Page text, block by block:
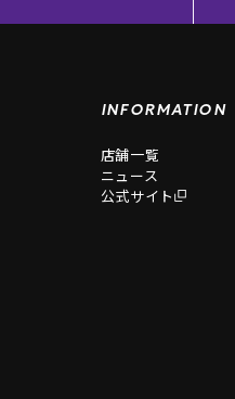
INFORMATION
店舗一覧
ニュース
公式サイト